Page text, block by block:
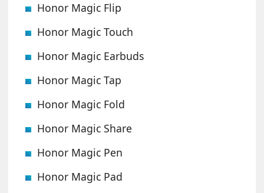
Honor Magic Flip
Honor Magic Touch
Honor Magic Earbuds
Honor Magic Tap
Honor Magic Fold
Honor Magic Share
Honor Magic Pen
Honor Magic Pad